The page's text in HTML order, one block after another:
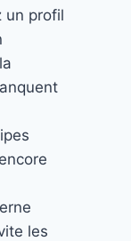
un profil
les